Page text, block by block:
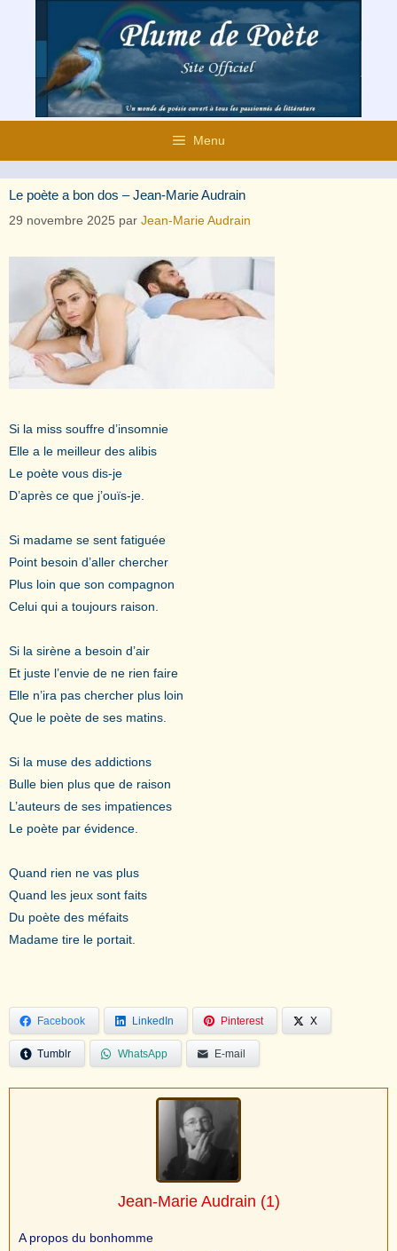
contenu
Menu
Le poète a bon dos – Jean-Marie Audrain
29 novembre 2025 par Jean-Marie Audrain
Si la miss souffre d’insomnie
Elle a le meilleur des alibis
Le poète vous dis-je
D’après ce que j’ouïs-je.
Si madame se sent fatiguée
Point besoin d’aller chercher
Plus loin que son compagnon
Celui qui a toujours raison.
Si la sirène a besoin d’air
Et juste l’envie de ne rien faire
Elle n’ira pas chercher plus loin
Que le poète de ses matins.
Si la muse des addictions
Bulle bien plus que de raison
L’auteurs de ses impatiences
Le poète par évidence.
Quand rien ne vas plus
Quand les jeux sont faits
Du poète des méfaits
Madame tire le portait.
Facebook LinkedIn Pinterest X
Tumblr WhatsApp E-mail
Jean-Marie Audrain (1)
A propos du bonhomme